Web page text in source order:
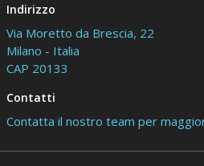
Indirizzo
Via Moretto da Brescia, 22
Milano - Italia
CAP 20133
Contatti
Contatta il nostro team per